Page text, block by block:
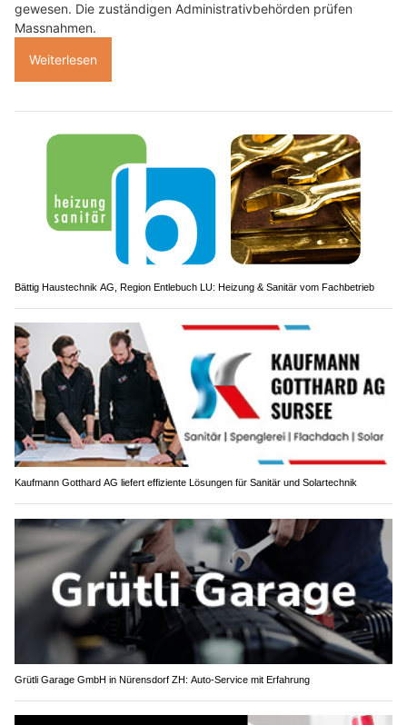
gewesen. Die zuständigen Administrativbehörden prüfen
Massnahmen.
Weiterlesen
Bättig Haustechnik AG, Region Entlebuch LU: Heizung & Sanitär vom Fachbetrieb
Kaufmann Gotthard AG liefert effiziente Lösungen für Sanitär und Solartechnik
Grütli Garage GmbH in Nürensdorf ZH: Auto-Service mit Erfahrung